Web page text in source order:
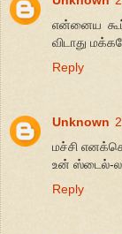
என்னைய
விடாது
Reply
Unknown
மச்சி
உன் ஸ்டைல்-ல
Reply